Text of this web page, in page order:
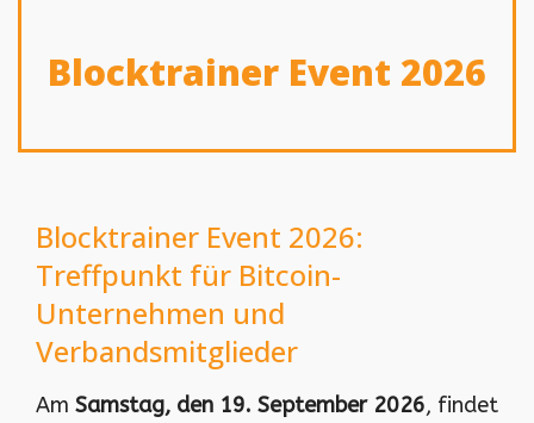
Blocktrainer Event 2026
Blocktrainer Event 2026:
Treffpunkt für Bitcoin-
Unternehmen und
Verbandsmitglieder
Am Samstag, den 19. September 2026, findet